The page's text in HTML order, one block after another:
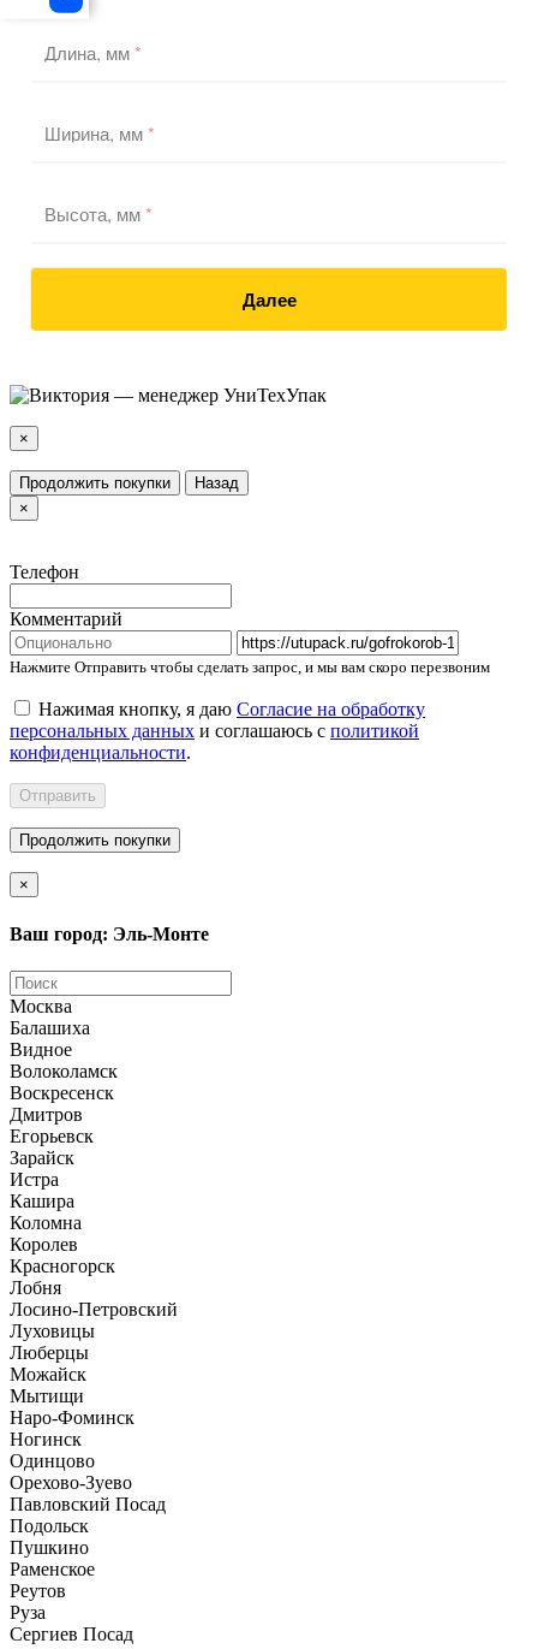
Длина, мм*
Ширина, мм*
Высота, мм*
Далее
×
Продолжить покупки
Назад
×
Телефон
Комментарий
Нажмите Отправить чтобы сделать запрос, и мы вам скоро перезвоним
Нажимая кнопку, я даю Согласие на обработку
персональных данных и соглашаюсь с политикой
конфиденциальности.
Отправить
Продолжить покупки
×
Ваш город: Эль-Монте
Москва
Балашиха
Видное
Волоколамск
Воскресенск
Дмитров
Егорьевск
Зарайск
Истра
Кашира
Коломна
Королев
Красногорск
Лобня
Лосино-Петровский
Луховицы
Люберцы
Можайск
Мытищи
Наро-Фоминск
Ногинск
Одинцово
Орехово-Зуево
Павловский Посад
Подольск
Пушкино
Раменское
Реутов
Руза
Сергиев Посад